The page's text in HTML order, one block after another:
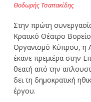
Θοδωρής Τσαπακίδης
Στην πρώτη
Κρατικό Θέατρο
Οργανισμό Κύπρου, η
έκανε πρεμιέρα στην
θεατή από την
δει τη δημοκρατική
έργου.